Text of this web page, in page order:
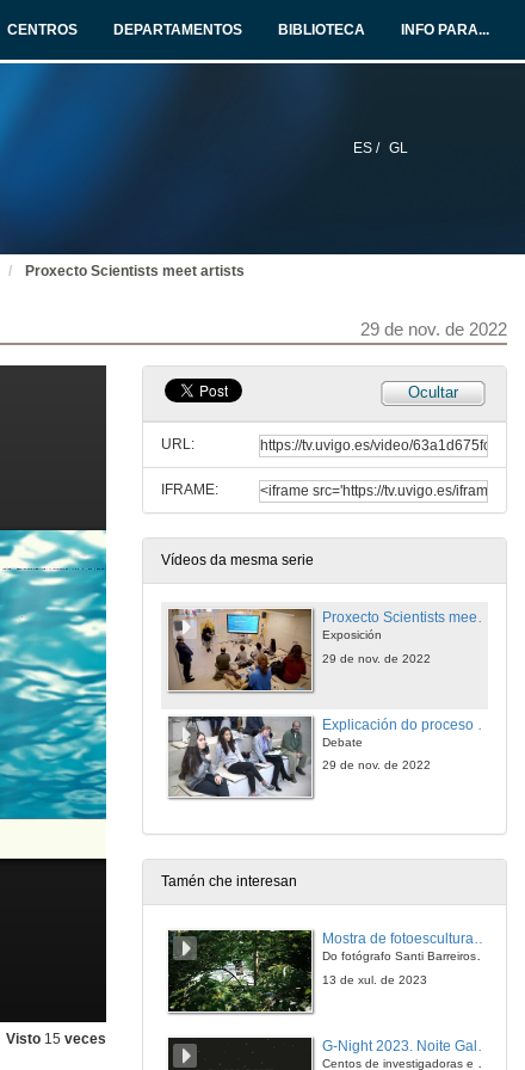
CENTROS DEPARTAMENTOS BIBLIOTECA INFO PARA...
ES / GL
Proxecto Scientists meet artists
29 de nov. de 2022
Visto 15 veces
Ocultar
URL:
IFRAME:
Vídeos da mesma serie
Proxecto Scientists meet artists
Exposición
29 de nov. de 2022
Debate
29 de nov. de 2022
Tamén che interesan
Mostra de fotoesculturas Overtraz
Do fotógrafo Santi Barreiros e o escultor Nito Contreras.
13 de xul. de 2023
Centos de investigadoras e investigadores, decenas de actividades e sete cidades